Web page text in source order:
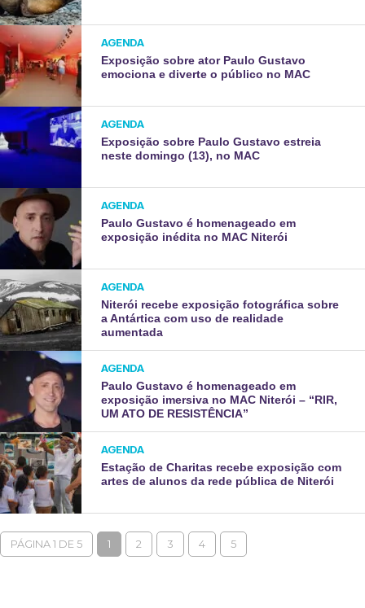
AGENDA
Exposição sobre ator Paulo Gustavo
emociona e diverte o público no MAC
AGENDA
Exposição sobre Paulo Gustavo estreia
neste domingo (13), no MAC
AGENDA
Paulo Gustavo é homenageado em
exposição inédita no MAC Niterói
AGENDA
Niterói recebe exposição fotográfica sobre
a Antártica com uso de realidade
aumentada
AGENDA
Paulo Gustavo é homenageado em
exposição imersiva no MAC Niterói – “RIR,
UM ATO DE RESISTÊNCIA”
AGENDA
Estação de Charitas recebe exposição com
artes de alunos da rede pública de Niterói
PÁGINA 1 DE 5 1 2 3 4 5